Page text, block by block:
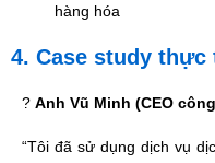
hàng hóa
4. Case study thực
? Anh Vũ Minh (CEO
“Tôi đã sử dụng dịch vụ